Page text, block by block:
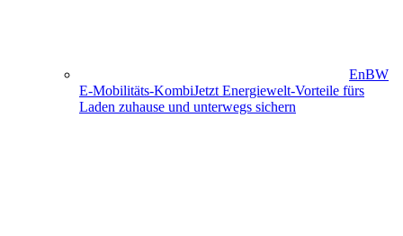
EnBW
E-Mobilitäts-KombiJetzt Energiewelt-Vorteile fürs
Laden zuhause und unterwegs sichern